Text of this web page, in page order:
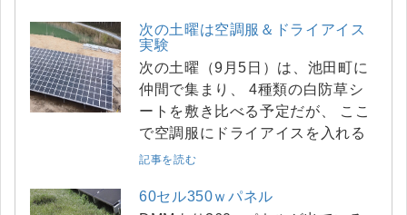
次の土曜は空調服＆ドライアイス
実験
次の土曜（9月5日）は、池田町に
仲間で集まり、 4種類の白防草シ
ートを敷き比べる予定だが、 ここ
で空調服にドライアイスを入れる
記事を読む
60セル350ｗパネル